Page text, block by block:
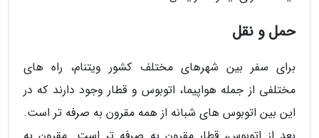
حمل و نقل
برای سفر بین شهرهای مختلف کشور ویتنام، راه های
مختلفی از جمله هواپیما، اتوبوس و قطار وجود دارند که در
این بین اتوبوس های شبانه از همه مقرون به صرفه تر است.